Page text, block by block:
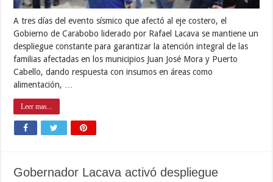
A tres días del evento sísmico que afectó al eje costero, el
Gobierno de Carabobo liderado por Rafael Lacava se mantiene un
despliegue constante para garantizar la atención integral de las
familias afectadas en los municipios Juan José Mora y Puerto
Cabello, dando respuesta con insumos en áreas como
alimentación, …
Leer mas...
Gobernador Lacava activó despliegue